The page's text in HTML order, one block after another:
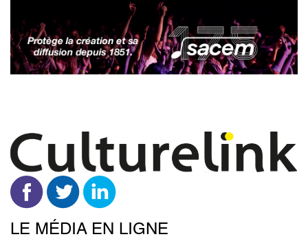
contenu
principal
LE MÉDIA EN LIGNE